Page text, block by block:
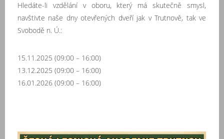
Hledáte-li vzdělání v oboru, který má skutečně smysl,
navštivte naše dny otevřených dveří jak v Trutnově, tak ve
Svobodě n. Ú.:
15.11.2025 (09:00 – 16:00)
13.12.2025 (09:00 – 16:00)
16.01.2026 (09:00 – 16:00)